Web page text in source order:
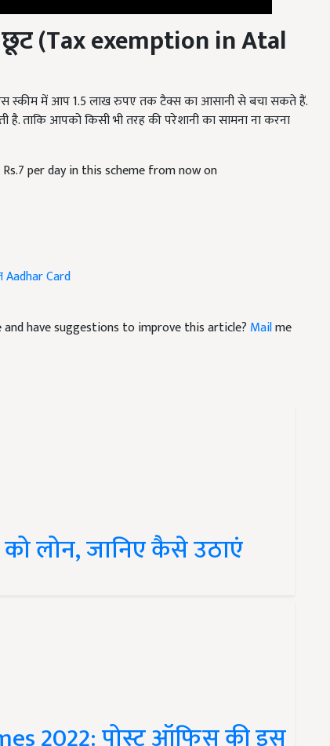
(Tax exemption in Atal
में आप 1.5 लाख रुपए तक टैक्स का आसानी से बचा सकते हैं.
ताकि आपको किसी भी तरह की परेशानी का सामना ना करना
have suggestions to improve this article?
को लोन, जानिए कैसे उठाएं
2022: पोस्ट ऑफिस की इस